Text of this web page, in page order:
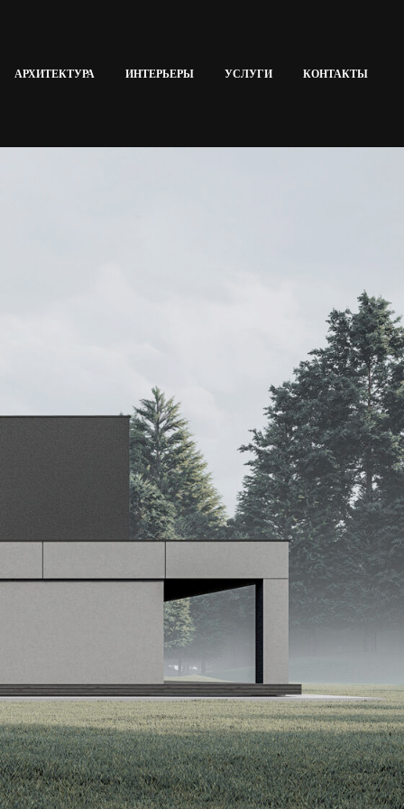
АРХИТЕКТУРА ИНТЕРЬЕРЫ УСЛУГИ КОНТАКТЫ